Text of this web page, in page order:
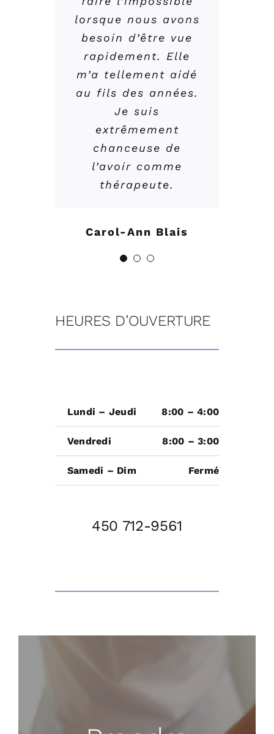
lorsque nous avons
besoin d’être vue
rapidement. Elle
m’a tellement aidé
au fils des années.
Je suis
extrêmement
chanceuse de
l’avoir comme
thérapeute.
Carol-Ann Blais
disparues après 10
ans. C’est une
professionnelle à
l’écoute de ses
patients, qui offre
des soins de haute
qualité, en plus
d’être tellement
attachante. Je vous
la recommande
HEURES D’OUVERTURE
Lundi – Jeudi 8:00 – 4:00
Vendredi 8:00 – 3:00
Samedi – Dim Fermé
450 712-9561